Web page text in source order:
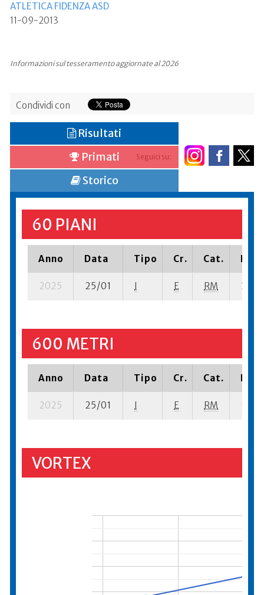
ATLETICA FIDENZA ASD
11-09-2013
Informazioni sul tesseramento aggiornate al 2026
Condividi con
Seguici su:
Risultati
Primati
Storico
60 PIANI
Anno Data Tipo Cr. Cat.
2025 25/01 I E RM 3 se-
600 METRI
Anno Data Tipo Cr. Cat.
2025 25/01 I E RM 9
VORTEX